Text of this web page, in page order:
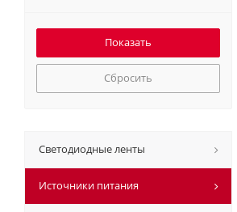
Сбросить
Светодиодные ленты
Источники питания